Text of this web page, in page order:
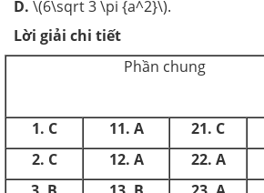
D. \(6\sqrt 3 \pi {a^2}\).
Lời giải chi tiết
Phần chung
1. C
11. A 21. C
2. C
12. A 22. A